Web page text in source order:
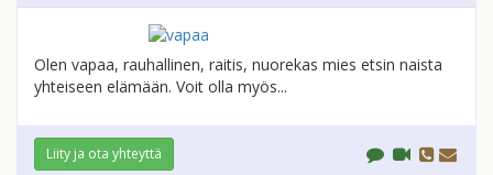
Olen vapaa, rauhallinen, raitis, nuorekas mies etsin naista
yhteiseen elämään. Voit olla myös...
Liity ja ota yhteyttä